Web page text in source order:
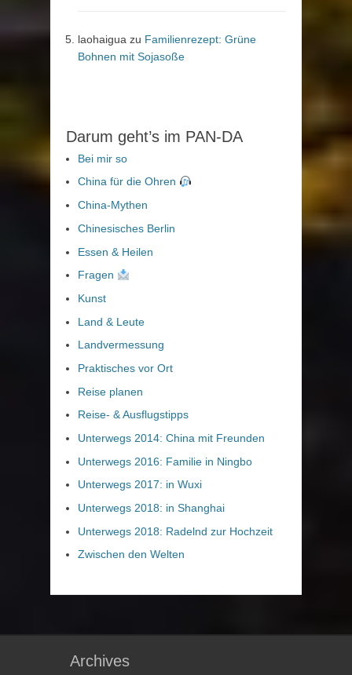
laohaigua zu Familienrezept: Grüne
Bohnen mit Sojasoße
Darum geht’s im PAN-DA
Bei mir so
China für die Ohren
China-Mythen
Chinesisches Berlin
Essen & Heilen
Fragen
Kunst
Land & Leute
Landvermessung
Praktisches vor Ort
Reise planen
Reise- & Ausflugstipps
Unterwegs 2014: China mit Freunden
Unterwegs 2016: Familie in Ningbo
Unterwegs 2017: in Wuxi
Unterwegs 2018: in Shanghai
Unterwegs 2018: Radelnd zur Hochzeit
Zwischen den Welten
Archives